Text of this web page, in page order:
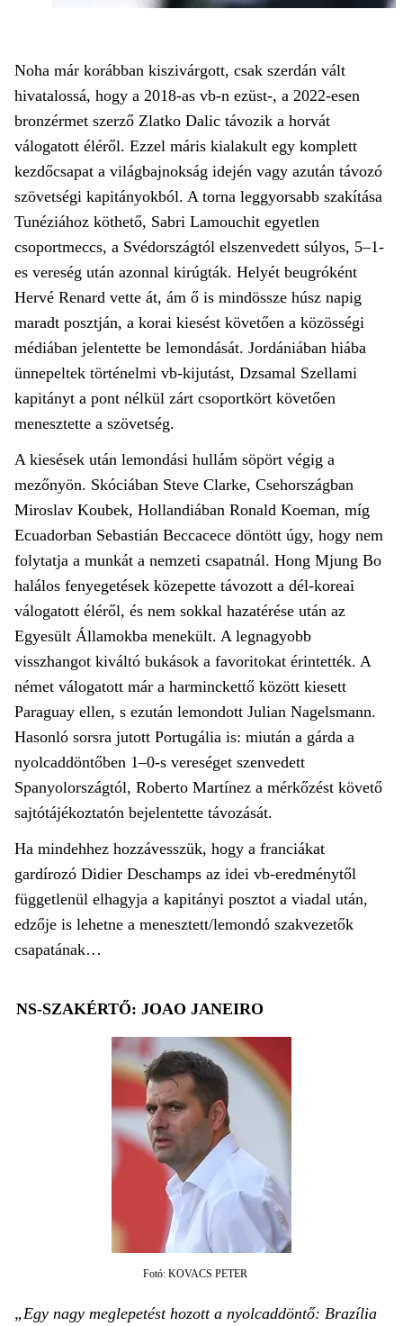
Noha már korábban kiszivárgott, csak szerdán vált
hivatalossá, hogy a 2018-as vb-n ezüst-, a 2022-esen
bronzérmet szerző Zlatko Dalic távozik a horvát
válogatott éléről. Ezzel máris kialakult egy komplett
kezdőcsapat a világbajnokság idején vagy azután távozó
szövetségi kapitányokból. A torna leggyorsabb szakítása
Tunéziához köthető, Sabri Lamouchit egyetlen
csoportmeccs, a Svédországtól elszenvedett súlyos, 5–1-
es vereség után azonnal kirúgták. Helyét beugróként
Hervé Renard vette át, ám ő is mindössze húsz napig
maradt posztján, a korai kiesést követően a közösségi
médiában jelentette be lemondását. Jordániában hiába
ünnepeltek történelmi vb-kijutást, Dzsamal Szellami
kapitányt a pont nélkül zárt csoportkört követően
menesztette a szövetség.
A kiesések után lemondási hullám söpört végig a
mezőnyön. Skóciában Steve Clarke, Csehországban
Miros­lav Koubek, Hollandiában Ronald Koeman, míg
Ecuadorban Sebastián Beccacece döntött úgy, hogy nem
folytatja a munkát a nemzeti csapatnál. Hong Mjung Bo
halálos fenyegetések közepette távozott a dél-koreai
válogatott éléről, és nem sokkal hazatérése után az
Egyesült Államokba menekült. A legnagyobb
visszhangot kiváltó bukások a favoritokat érintették. A
német válogatott már a harminckettő között kiesett
Paraguay ellen, s ezután lemondott Julian Nagelsmann.
Hasonló sorsra jutott Portugália is: miután a gárda a
nyolcaddöntőben 1–0-s vereséget szenvedett
Spanyolországtól, Roberto Martínez a mérkőzést követő
sajtótájékoztatón bejelentette távozását.
Ha mindehhez hozzávesszük, hogy a franciákat
gardírozó Didier Deschamps az idei vb-eredménytől
függetlenül elhagyja a kapitányi posztot a viadal után,
edzője is lehetne a menesztett/lemondó szakvezetők
csapatának…
Fotó: KOVACS PETER
„Egy nagy meglepetést hozott a nyolcaddöntő: Brazília
NS-SZAKÉRTŐ: JOAO JANEIRO